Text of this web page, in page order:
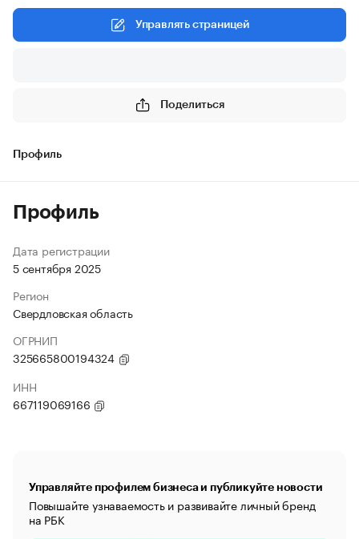
Управлять страницей
Поделиться
Профиль
Профиль
Дата регистрации
5 сентября 2025
Регион
Свердловская область
ОГРНИП
325665800194324
ИНН
667119069166
Управляйте профилем бизнеса и публикуйте новости
Повышайте узнаваемость и развивайте личный бренд
на РБК